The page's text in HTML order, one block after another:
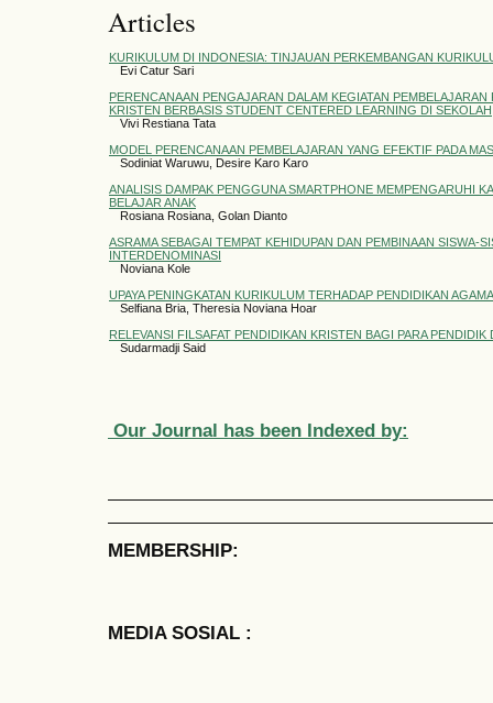
Articles
KURIKULUM DI INDONESIA: TINJAUAN PERKEMBANGAN
Evi Catur Sari
PERENCANAAN PENGAJARAN DALAM KEGIATAN PEMBELAJARAN
KRISTEN BERBASIS STUDENT CENTERED LEARNING DI SEKOLAH
Vivi Restiana Tata
MODEL PERENCANAAN PEMBELAJARAN YANG EFEKTIF PADA
Sodiniat Waruwu, Desire Karo Karo
ANALISIS DAMPAK PENGGUNA SMARTPHONE MEMPENGARUHI
BELAJAR ANAK
Rosiana Rosiana, Golan Dianto
ASRAMA SEBAGAI TEMPAT KEHIDUPAN DAN PEMBINAAN SISWA-
INTERDENOMINASI
Noviana Kole
UPAYA PENINGKATAN KURIKULUM TERHADAP PENDIDIKAN
Selfiana Bria, Theresia Noviana Hoar
RELEVANSI FILSAFAT PENDIDIKAN KRISTEN BAGI PARA PENDIDIK
Sudarmadji Said
Our Journal has been Indexed by:
MEMBERSHIP:
MEDIA SOSIAL :